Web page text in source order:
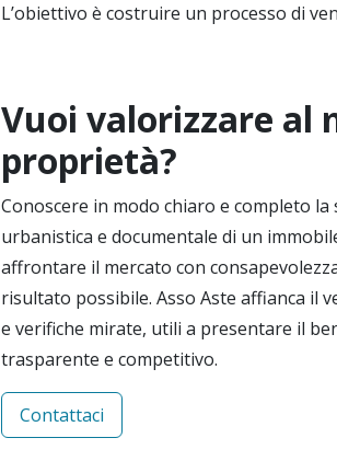
L’obiettivo è costruire un processo di
Vuoi valorizzare al
proprietà?
Conoscere in modo chiaro e completo la
urbanistica e documentale di un
affrontare il mercato con
risultato possibile. Asso Aste affianca il
e verifiche mirate, utili a presentare il
trasparente e competitivo.
Contattaci